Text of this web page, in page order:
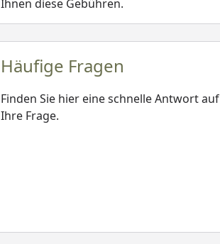
Ihnen diese Gebühren.
Häufige Fragen
Finden Sie hier eine schnelle Antwort auf
Ihre Frage.